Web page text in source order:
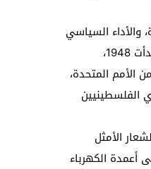
والأداء السياسي
الفلسطيني ضعيف، لذلك هناك حاجة كبيرة وملحّة، اليوم، للقيام بجهد فعلي كبير لإنهاء النكبة التي بدأت 1948،
الأمم المتحدة،
الفلسطينيين
الأمثل
أعمدة الكهرباء